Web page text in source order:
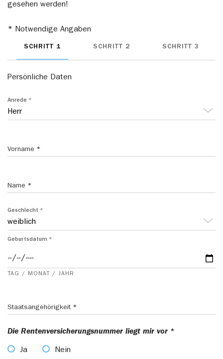
gesehen werden!
Notwendige Angaben
SCHRITT 1 SCHRITT 2 SCHRITT 3
Persönliche Daten
Anrede
Vorname
Name
Geschlecht
Geburtsdatum
TAG / MONAT / JAHR
Staatsangehörigkeit
Die Rentenversicherungsnummer liegt mir vor
Ja Nein